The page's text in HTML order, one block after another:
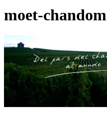
moet-chandom